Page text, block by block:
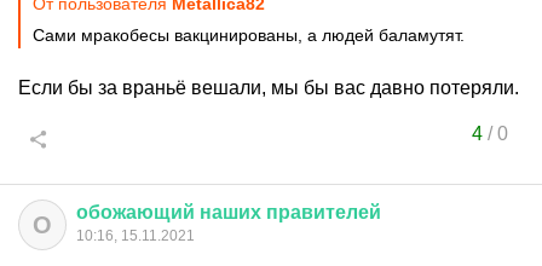
Сами мракобесы вакцинированы, а людей баламутят.
Если бы за враньё вешали, мы бы вас давно потеряли.
4/0
О обожающий наших правителей
10:16, 15.11.2021